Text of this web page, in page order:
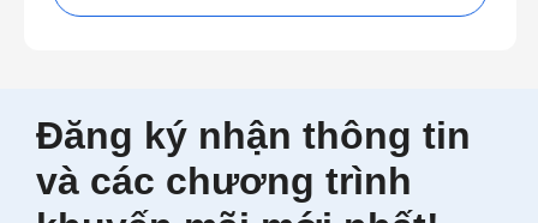
Đăng ký nhận thông tin
và các chương trình